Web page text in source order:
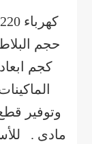
وتوفير
مادى .